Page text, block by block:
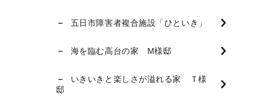
五日市障害者複合施設「ひといき」
海を臨む高台の家 M様邸
いきいきと楽しさが溢れる家 Ｔ様
邸